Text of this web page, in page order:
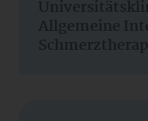
Allgemeine